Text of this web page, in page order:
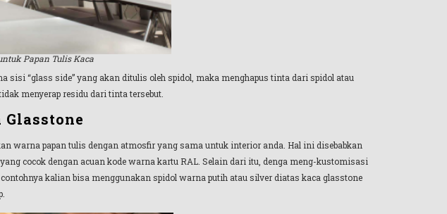
Papan Tulis Kaca
“glass side” yang akan ditulis oleh spidol, maka menghapus tinta dari spidol atau
menyerap residu dari tinta tersebut.
warna papan tulis dengan atmosfir yang sama untuk interior anda. Hal ini disebabkan
cocok dengan acuan kode warna kartu RAL. Selain dari itu, denga meng-kustomisasi
kalian bisa menggunakan spidol warna putih atau silver diatas kaca glasstone